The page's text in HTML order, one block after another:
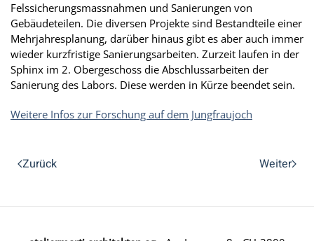
Felssicherungsmassnahmen und Sanierungen von
Gebäudeteilen. Die diversen Projekte sind Bestandteile einer
Mehrjahresplanung, darüber hinaus gibt es aber auch immer
wieder kurzfristige Sanierungsarbeiten. Zurzeit laufen in der
Sphinx im 2. Obergeschoss die Abschlussarbeiten der
Sanierung des Labors. Diese werden in Kürze beendet sein.
Weitere Infos zur Forschung auf dem Jungfraujoch
Zurück Weiter